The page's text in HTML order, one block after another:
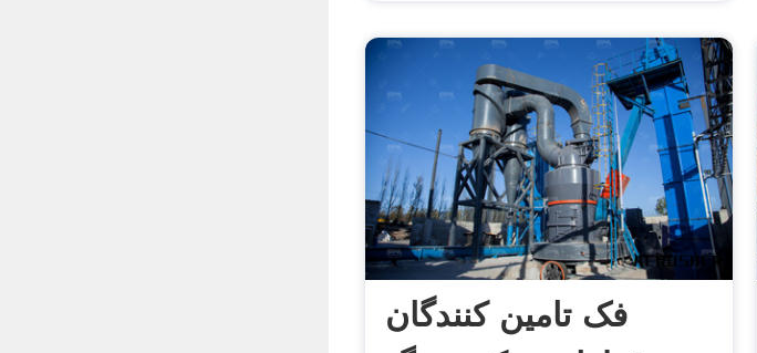
فک تامین کنندگان